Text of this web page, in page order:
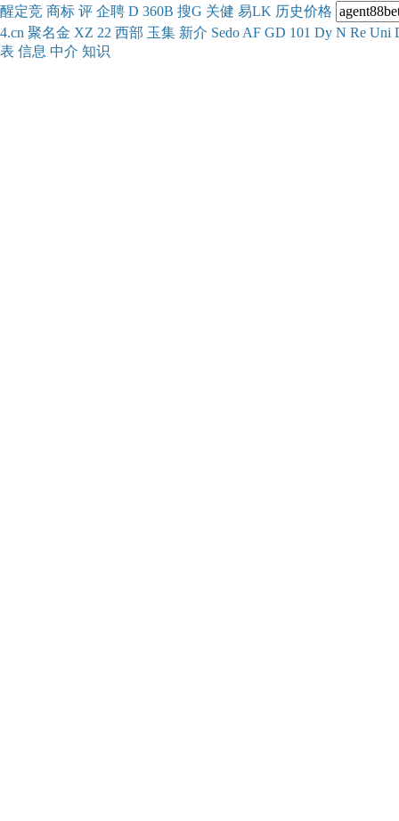
醒定竞 商标 评 企聘 D 360B 搜G 关健 易LK 历史价格
4.cn 聚名金 XZ 22 西部 玉集 新介 Sedo AF GD 101 Dy N Re Uni
表 信息 中介 知识